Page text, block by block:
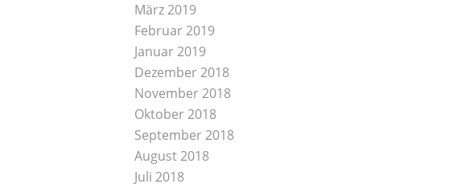
März 2019
Februar 2019
Januar 2019
Dezember 2018
November 2018
Oktober 2018
September 2018
August 2018
Juli 2018